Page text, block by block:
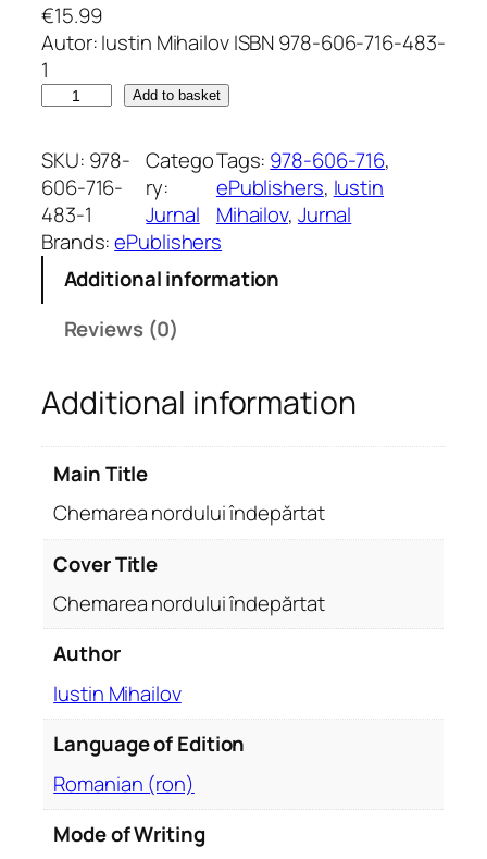
€15.99
Autor: Iustin Mihailov ISBN 978-606-716-483-
1
e
m
a
r
e
d
u
l
t
q
Add to basket
SKU: 978-
606-716-
483-1
Catego
ry:
Jurnal
Tags: 978-606-716
ePublishers, Iustin
Mihailov, Jurnal
Brands:ePublishers
Additional information
Reviews (0)
Additional information
Main Title
Chemarea nordului îndepărtat
Cover Title
Chemarea nordului îndepărtat
Author
Iustin Mihailov
Language of Edition
Romanian (ron)
Mode of Writing